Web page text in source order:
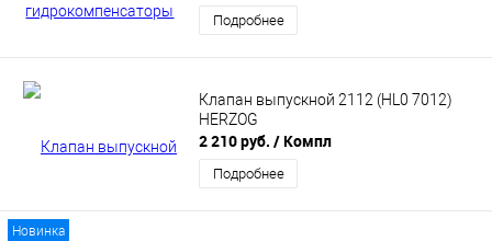
Подробнее
Клапан выпускной 2112 (HL0 7012)
HERZOG
2 210 руб. / Компл
Подробнее
Новинка